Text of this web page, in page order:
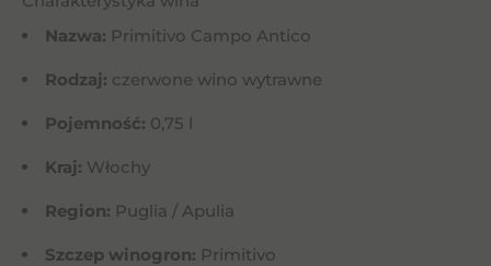
Nazwa: Primitivo Campo Antico
Rodzaj: czerwone wino wytrawne
Pojemność: 0,75 l
Kraj: Włochy
Region: Puglia / Apulia
Szczep winogron: Primitivo